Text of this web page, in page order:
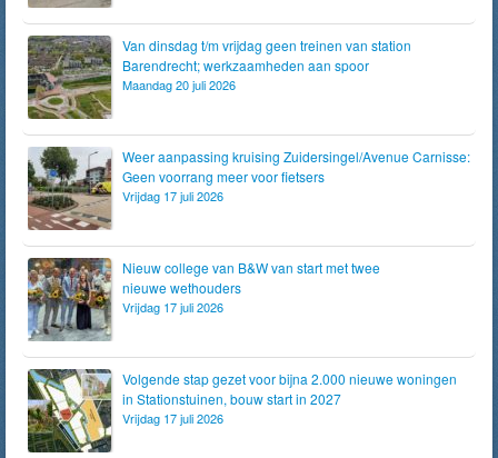
Van dinsdag t/m vrijdag geen treinen van station
Barendrecht; werkzaamheden aan spoor
Maandag 20 juli 2026
Weer aanpassing kruising Zuidersingel/Avenue Carnisse:
Geen voorrang meer voor fietsers
Vrijdag 17 juli 2026
Nieuw college van B&W van start met twee
nieuwe wethouders
Vrijdag 17 juli 2026
Volgende stap gezet voor bijna 2.000 nieuwe woningen
in Stationstuinen, bouw start in 2027
Vrijdag 17 juli 2026